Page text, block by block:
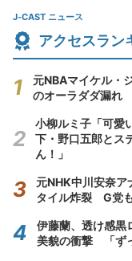
J-CAST ニュース
アクセスラン
元NBAマイケル・
のオーラダダ漏れ
小柳ルミ子「可愛
下・野口五郎と
ん！」
元NHK中川安奈ア
タイル炸裂 G党も
伊藤蘭、透け感黒
美貌の衝撃 「ず